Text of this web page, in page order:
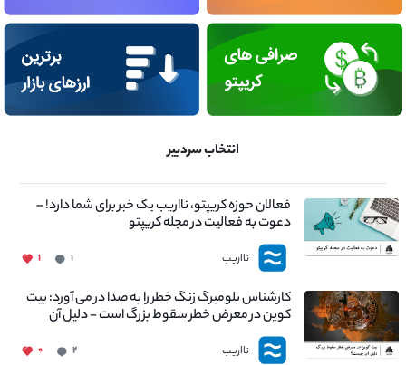
انتخاب سردبیر
فعالان حوزه کریپتو، نااریب یک خبر برای شما دارد! –
دعوت به فعالیت در مجله کریپتو
نااریب ۱ ۱
کارشناس بلومبرگ زنگ خطر را به صدا در می آورد: بیت
کوین در معرض خطر سقوط بزرگ است - دلیل آن
چیست؟
نااریب ۲ ۰